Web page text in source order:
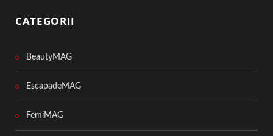
CATEGORII
BeautyMAG
EscapadeMAG
FemiMAG